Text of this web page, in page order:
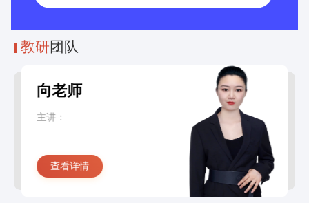
教研团队
向老师
主讲：
查看详情